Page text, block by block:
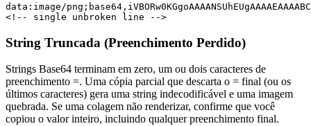
data:image/
<!-- single unbroken line -->
String Truncada (Preenchimento Perdido)
Strings Base64 terminam em zero, um ou dois caracteres de
preenchimento =. Uma cópia parcial que descarta o = final (ou os
últimos caracteres) gera uma string indecodificável e uma imagem
quebrada. Se uma colagem não renderizar, confirme que você
copiou o valor inteiro, incluindo qualquer preenchimento final.